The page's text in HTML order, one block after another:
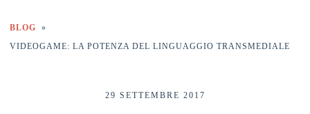
BLOG
»
VIDEOGAME: LA POTENZA DEL LINGUAGGIO TRANSMEDIALE
29 SETTEMBRE 2017